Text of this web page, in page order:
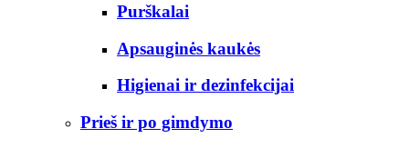
Purškalai
Apsauginės kaukės
Higienai ir dezinfekcijai
Prieš ir po gimdymo